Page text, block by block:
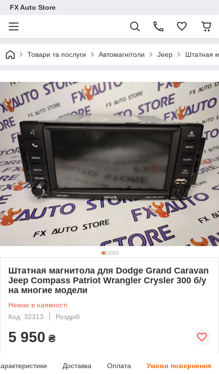
FX Auto Store
Товари та послуги Автомагнітоли Jeep Штатная
Штатная магнитола для Dodge Grand Caravan
Jeep Compass Patriot Wrangler Crysler 300 б/у
на многие модели
Немає в наявності
Код: 32313
Роздріб
5 950 ₴
Доставка Оплата Умови повернення